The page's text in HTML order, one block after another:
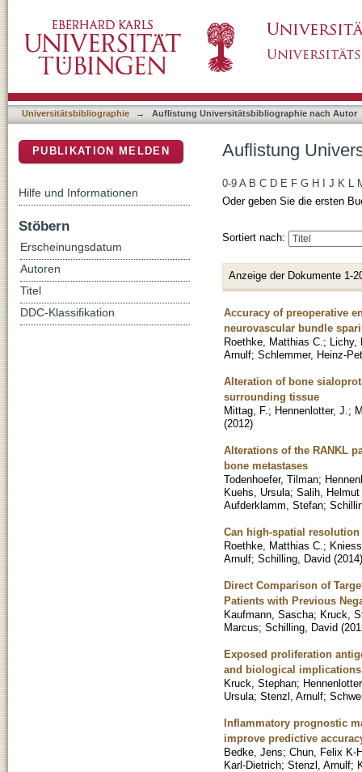
Universitätsbibliographie → Auflistung Universitätsbibliographie nach Autor
Auflistung
0-9 A B C D E F G H J K L
Oder geben Sie die ersten
Sortiert nach:
Anzeige der Dokumente 1-
Accuracy of preoperative
neurovascular bundle
Roethke, Matthias C. ; Lichy,
Arnulf; Schlemmer, Heinz-
Alteration of bone
surrounding tissue
Mittag, F. ; Hennenlotter, J. ;
(2012)
Alterations of the RANKL
bone metastases
Todenhoefer, Tilman;
Kuehs, Ursula; Salih, Helmut
Aufderklamm, Stefan;
Can high-spatial
Roethke, Matthias C. ;
Arnulf; Schilling, David (2014)
Direct Comparison of
Patients with Previous
Kaufmann, Sascha; Kruck,
Marcus; Schilling, David (
Exposed proliferation
and biological implications
Kruck, Stephan;
Ursula; Stenzl, Arnulf;
Inflammatory prognostic
improve predictive
Bedke, Jens; Chun, Felix K-
Karl-Dietrich; Stenzl, Arnulf;
PUBLIKATION MELDEN
Hilfe und Informationen
Stöbern
Erscheinungsdatum
Autoren
Titel
DDC-Klassifikation